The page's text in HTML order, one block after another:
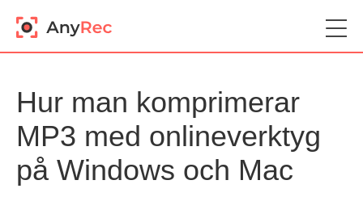
Hur man komprimerar
MP3 med onlineverktyg
på Windows och Mac